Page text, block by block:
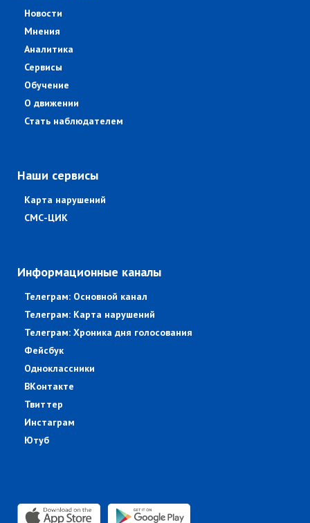
Новости
Мнения
Аналитика
Сервисы
Обучение
О движении
Стать наблюдателем
Наши сервисы
Карта нарушений
СМС-ЦИК
Информационные каналы
Телеграм: Основной канал
Телеграм: Карта нарушений
Телеграм: Хроника дня голосования
Фейсбук
Одноклассники
ВКонтакте
Твиттер
Инстаграм
Ютуб